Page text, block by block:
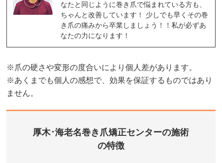
なたと同じように巻き爪で悩まれている方も、
ちゃんと改善しています！ 少しでも早くその巻
き爪の痛みから卒業しましょう！！私が必ずあ
なたの力になります！
※爪の硬さや変形の度合いにより個人差があります。
※あくまでも個人の感想で、効果を保証するものではあり
ません。
厚木･海老名巻き爪矯正センターの施術
の特徴